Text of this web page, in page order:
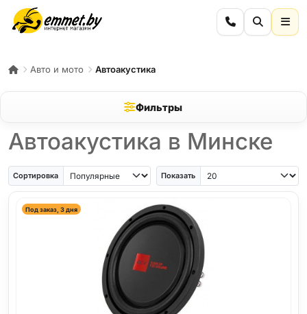
Авто и мото Автоакустика
Фильтры
Автоакустика в Минске
Сортировка Показать
Под заказ, 3 дня